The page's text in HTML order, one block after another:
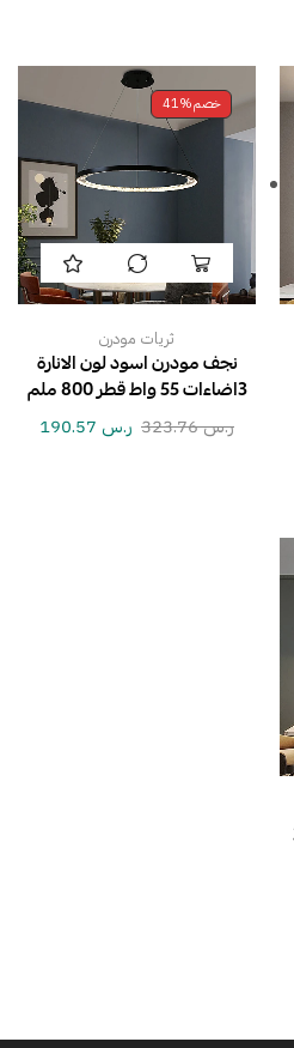
خصم41%
ثريات مودرن
نجف مودرن اسود لون الانارة
3اضاءات 55 واط قطر 800 ملم
ر.س323.76 ر.س
3